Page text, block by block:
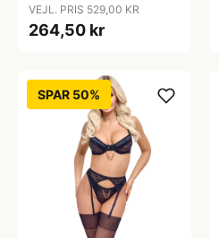
VEJL. PRIS 529,00 KR
264,50 kr
SPAR 50%